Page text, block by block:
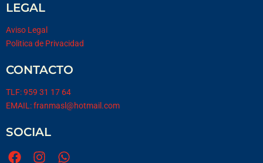
LEGAL
Aviso Legal
Politica de Privacidad
CONTACTO
TLF: 959 31 17 64
EMAIL: franmasl@hotmail.com
SOCIAL
F
I
W